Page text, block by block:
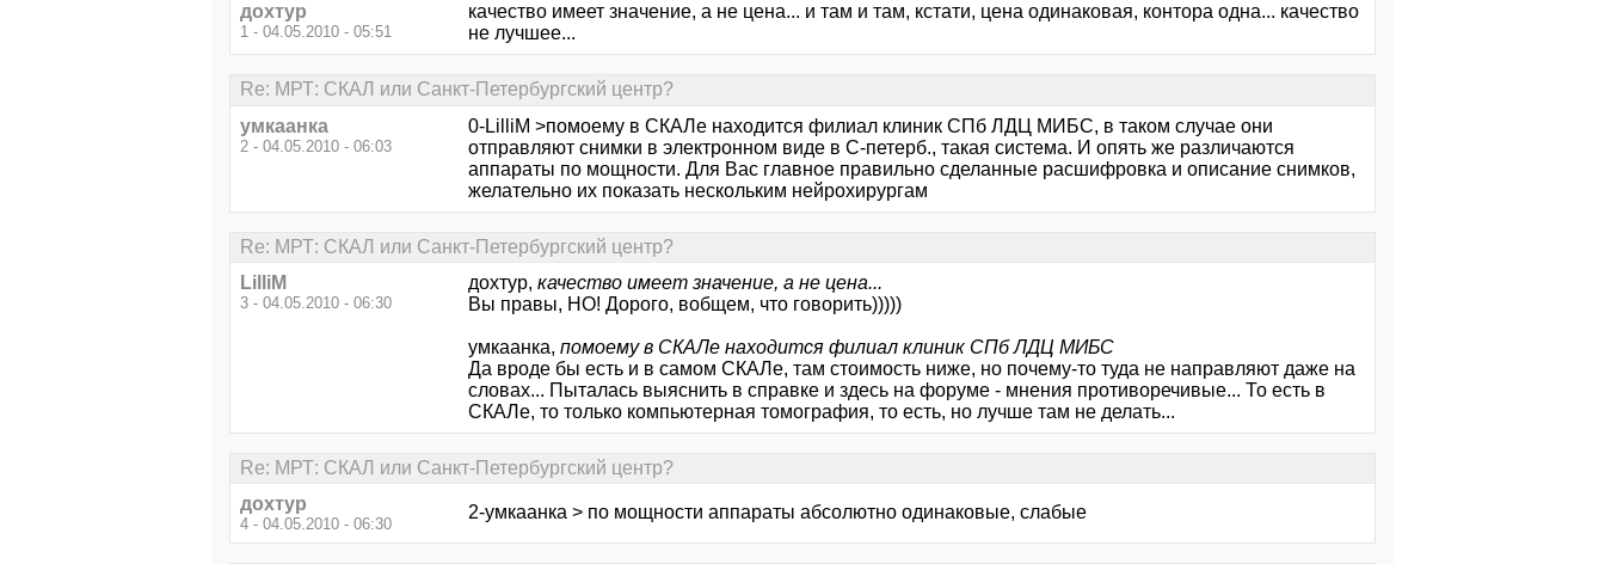
дохтур
1 - 04.05.2010 - 05:51
качество имеет значение, а не цена... и там и там, кстати, цена одинаковая, контора одна... качество
не лучшее...
Re: МРТ: СКАЛ или Санкт-Петербургский центр?
умкаанка
2 - 04.05.2010 - 06:03
0-LilliM >помоему в СКАЛе находится филиал клиник СПб ЛДЦ МИБС, в таком случае они
отправляют снимки в электронном виде в С-петерб., такая система. И опять же различаются
аппараты по мощности. Для Вас главное правильно сделанные расшифровка и описание снимков,
желательно их показать нескольким нейрохирургам
Re: МРТ: СКАЛ или Санкт-Петербургский центр?
LilliM
3 - 04.05.2010 - 06:30
дохтур, качество имеет значение, а не цена...
Вы правы, НО! Дорого, вобщем, что говорить)))))
умкаанка, помоему в СКАЛе находится филиал клиник СПб ЛДЦ МИБС
Да вроде бы есть и в самом СКАЛе, там стоимость ниже, но почему-то туда не направляют даже на
словах... Пыталась выяснить в справке и здесь на форуме - мнения противоречивые... То есть в
СКАЛе, то только компьютерная томография, то есть, но лучше там не делать...
Re: МРТ: СКАЛ или Санкт-Петербургский центр?
дохтур
4 - 04.05.2010 - 06:30
2-умкаанка > по мощности аппараты абсолютно одинаковые, слабые